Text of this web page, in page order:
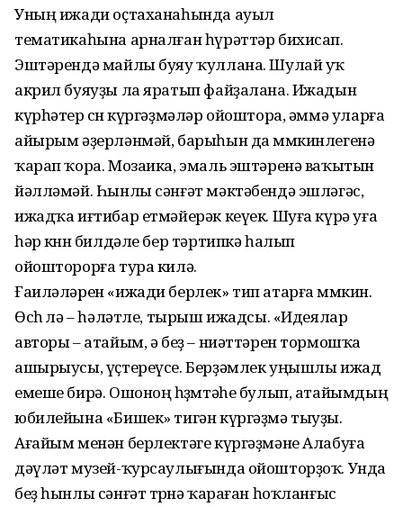
Уның ижади оҫтаханаһында ауыл
тематикаһына арналған һүрәттәр бихисап.
Эштәрендә майлы буяу ҡуллана. Шулай уҡ
акрил буяуҙы ла яратып файҙалана. Ижадын
күрһәтер өсөн күргәҙмәләр ойоштора, әммә уларға
айырым әҙерләнмәй, барыһын да мөмкинлегенә
ҡарап ҡора. Мозаика, эмаль эштәренә ваҡытын
йәлләмәй. Һынлы сәнғәт мәктәбендә эшләгәс,
ижадҡа иғтибар етмәйерәк кеүек. Шуға күрә уға
һәр көнөн билдәле бер тәртипкә һалып
ойошторорға тура килә.
Ғаиләләрен «ижади берлек» тип атарға мөмкин.
Өсөһө лә – һәләтле, тырыш ижадсы. «Идеялар
авторы – атайым, ә беҙ – ниәттәрен тормошҡа
ашырыусы, үҫтереүсе. Берҙәмлек уңышлы ижад
емеше бирә. Ошоноң һөҙөмтәһе булып, атайымдың
юбилейына «Бишек» тигән күргәҙмә тыуҙы.
Ағайым менән берлектәге күргәҙмәне Алабуға
дәүләт музей-ҡурсаулы­ғында ойошторҙоҡ. Унда
беҙ һынлы сәнғәт төрөнә ҡараған һоҡланғыс